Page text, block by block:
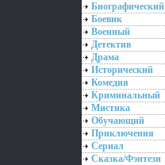
Биографический
Боевик
Военный
Детектив
Драма
Исторический
Комедия
Криминальный
Мистика
Обучающий
Приключения
Сериал
Сказка/Фэнтези